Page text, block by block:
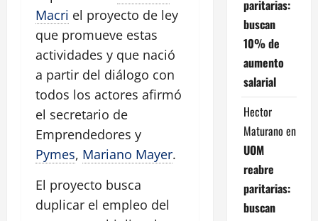
Macri el proyecto de ley
que promueve estas
actividades y que nació
a partir del diálogo con
todos los actores afirmó
el secretario de
Emprendedores y
Pymes, Mariano Mayer.
El proyecto busca
duplicar el empleo del
paritarias:
buscan
10% de
aumento
salarial
Hector
Maturano en
UOM
reabre
paritarias:
buscan